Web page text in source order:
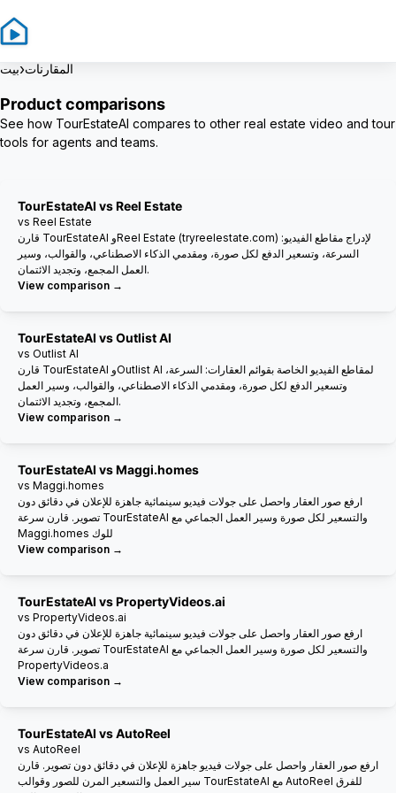
بيت›المقارنات
Product comparisons
See how TourEstateAI compares to other real estate video and tour
tools for agents and teams.
TourEstateAI vs Reel Estate
vs Reel Estate
قارن TourEstateAI وReel Estate (tryreelestate.com) لإدراج مقاطع الفيديو:
السرعة، وتسعير الدفع لكل صورة، ومقدمي الذكاء الاصطناعي، والقوالب، وسير
العمل المجمع، وتجديد الائتمان.
View comparison →
TourEstateAI vs Outlist AI
vs Outlist AI
قارن TourEstateAI وOutlist AI لمقاطع الفيديو الخاصة بقوائم العقارات: السرعة،
وتسعير الدفع لكل صورة، ومقدمي الذكاء الاصطناعي، والقوالب، وسير العمل
المجمع، وتجديد الائتمان.
View comparison →
TourEstateAI vs Maggi.homes
vs Maggi.homes
ارفع صور العقار واحصل على جولات فيديو سينمائية جاهزة للإعلان في دقائق دون
تصوير. قارن سرعة TourEstateAI والتسعير لكل صورة وسير العمل الجماعي مع
Maggi.homes للوك
View comparison →
TourEstateAI vs PropertyVideos.ai
vs PropertyVideos.ai
ارفع صور العقار واحصل على جولات فيديو سينمائية جاهزة للإعلان في دقائق دون
تصوير. قارن سرعة TourEstateAI والتسعير لكل صورة وسير العمل الجماعي مع
PropertyVideos.a
View comparison →
TourEstateAI vs AutoReel
vs AutoReel
ارفع صور العقار واحصل على جولات فيديو جاهزة للإعلان في دقائق دون تصوير. قارن
سير العمل والتسعير المرن للصور وقوالب TourEstateAI مع AutoReel للفرق